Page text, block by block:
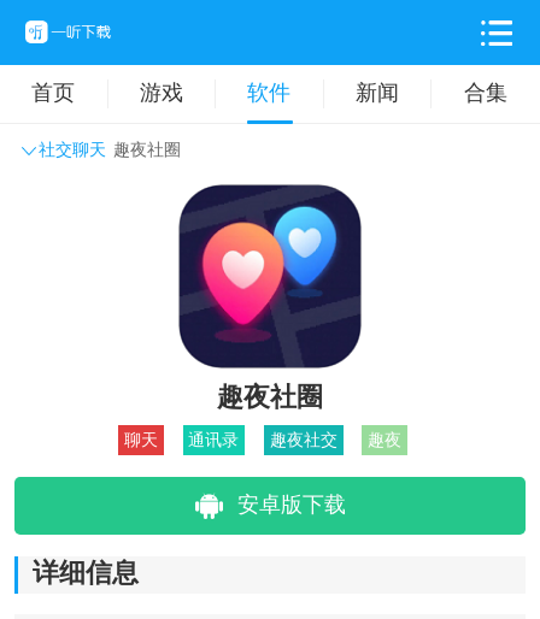
首页 游戏 软件 新闻 合集
社交聊天 趣夜社圈
主题壁纸 旅游出行
拍摄美化 时尚购物
趣夜社圈
聊天 通讯录 趣夜社交 趣夜
安卓版下载
详细信息